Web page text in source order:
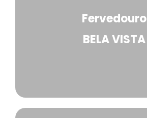
Fervedouro
BELA VISTA